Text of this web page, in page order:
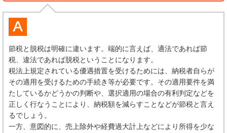
節税と脱税は明確に違います。端的に言えば、適法であれば節
税、違法であれば脱税ということになります。
税法上規定されている優遇措置を受けるためには、納税者自らが
その適用を受けるための手続き等が必要です。その適用要件を満
たしているかどうかの判断や、選択適用の場合の有利判定などを
正しく行なうことにより、納税額を減らすことなどが節税と言え
るでしょう。
一方、意図的に、売上除外や経費過大計上などにより所得を少な